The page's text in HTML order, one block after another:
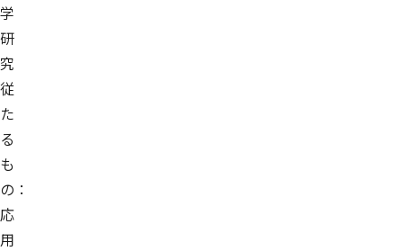
学
研
究
従
た
る
も
の：
応
用